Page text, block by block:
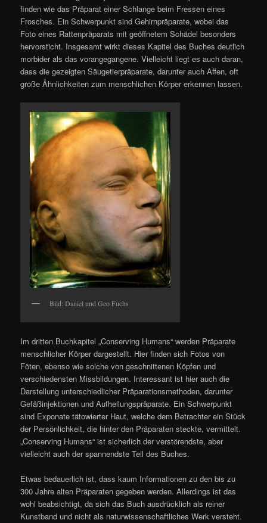
finden wie das Präparat einer Schlange beim Fressen eines
Frosches. Ein Schwerpunkt sind Gehirnpräparate, wobei das
Foto eines Rattenpräparats mit geöffnetem Schädel besonders
hervorsticht. Insgesamt wirkt dieses Kapitel des Buches deutlich
morbider als das vorangegangene. Vielleicht liegt es auch daran,
dass die gezeigten Säugetierpräparate, darunter auch Affen, oft
große Ähnlichkeiten zum menschlichen Körper erkennen lassen.
Bild: Daniel und Geo Fuchs
Im dritten Buchkapitel „Conserving Humans“ werden Präparate
menschlicher Körper dargestellt. Hier finden sich Fotos von
Föten, ebenso wie solche von geschnittenen Köpfen und
verschiedensten Missbildungen. Interessant ist hier auch die
Darstellung unterschiedlicher Präparationsmethoden, darunter
Gefäßinjektionen und Aufhellungspräparate. Ein Schwerpunkt
sind Exponate tätowierter Haut, welche dem Betrachter ein Stück
der Persönlichkeit, die hinter den Präparaten steckte, vermittelt.
„Conserving Humans“ ist sicherlich der verstörendste, aber
vielleicht auch der spannendste Teil des Buches.
Etwas bedauerlich ist, dass kaum Informationen zu den bis zu
300 Jahre alten Präparaten gegeben werden. Allerdings ist das
wohl beabsichtigt, da sich das Buch ausdrücklich als reiner
Kunstband und nicht als naturwissenschaftliches Werk versteht.